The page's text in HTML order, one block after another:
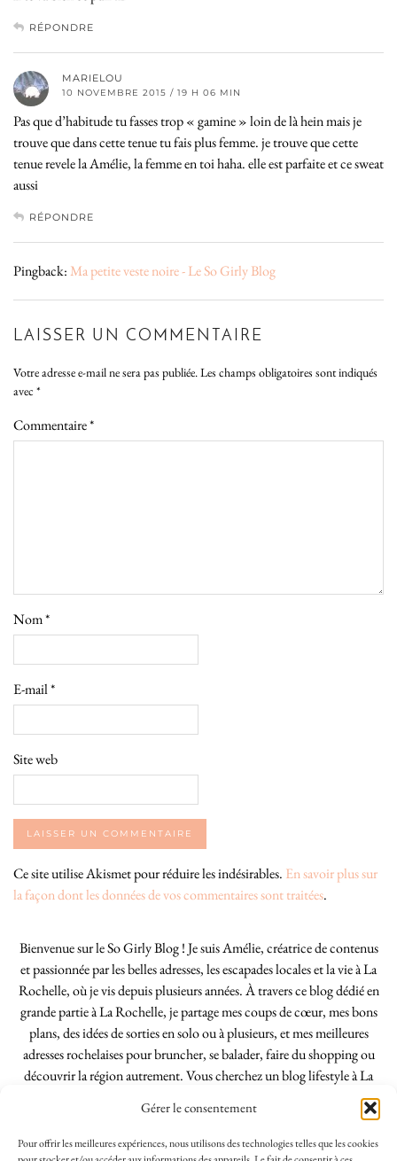
Gérer le consentement
Pour offrir les meilleures expériences, nous utilisons des technologies telles que les cookies
RÉPONDRE
MARIELOU
10 NOVEMBRE 2015 / 19 H 06 MIN
Pas que d’habitude tu fasses trop « gamine » loin de là hein mais je
trouve que dans cette tenue tu fais plus femme. je trouve que cette
tenue revele la Amélie, la femme en toi haha. elle est parfaite et ce sweat
aussi
RÉPONDRE
Pingback:Ma petite veste noire - Le So Girly Blog
LAISSER UN COMMENTAIRE
Votre adresse e-mail ne sera pas publiée.Les champs obligatoires sont indiqués
avec *
Commentaire*
Nom*
E-mail*
Site web
Ce site utilise Akismet pour réduire les indésirables. En savoir plus sur
la façon dont les données de vos commentaires sont traitées.
Bienvenue sur le So Girly Blog ! Je suis Amélie, créatrice de contenus
et passionnée par les belles adresses, les escapades locales et la vie à La
Rochelle, où je vis depuis plusieurs années. À travers ce blog dédié en
grande partie à La Rochelle, je partage mes coups de cœur, mes bons
plans, des idées de sorties en solo ou à plusieurs, et mes meilleures
adresses rochelaises pour bruncher, se balader, faire du shopping ou
découvrir la région autrement. Vous cherchez un blog lifestyle à La
Rochelle, tenu par une locale ? Vous êtes au bon endroit. Que vous
soyez Rochelais·e ou de passage dans notre belle ville, j’espère que mes
articles vous aideront à profiter de La Rochelle comme un·e vrai·e